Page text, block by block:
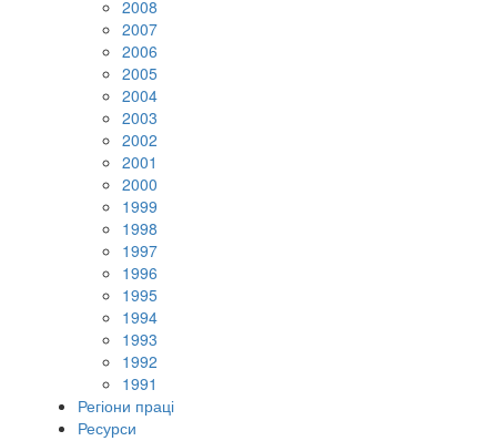
2008
2007
2006
2005
2004
2003
2002
2001
2000
1999
1998
1997
1996
1995
1994
1993
1992
1991
Регіони праці
Ресурси